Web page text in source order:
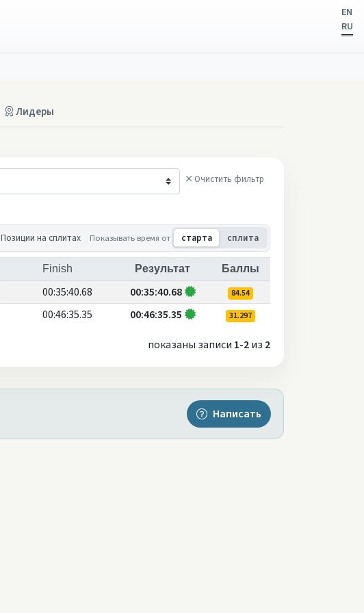
EN
RU
Лидеры
Очистить фильтр
Позиции на сплитах Показывать время от старта сплита
Finish Результат Баллы
00:35:40.68 00:35:40.68 84.54
00:46:35.35 00:46:35.35 31.297
показаны записи 1-2из 2
Написать